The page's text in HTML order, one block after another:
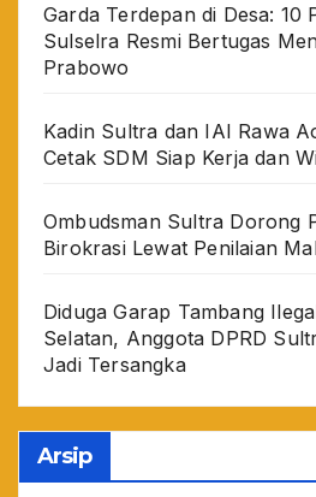
Garda Terdepan di Desa: 10
Sulselra Resmi Bertugas
Prabowo
Kadin Sultra dan IAI Rawa
Cetak SDM Siap Kerja dan
Ombudsman Sultra Dorong
Birokrasi Lewat Penilaian
Diduga Garap Tambang
Selatan, Anggota DPRD
Jadi Tersangka
Arsip